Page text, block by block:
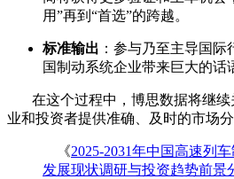
用”再到“首选”的跨越。
标准输出 ：参与乃至主导国
国制动系统企业带来巨大的话
在这个过程中，博思数据将继续
业和投资者提供准确、及时的市场分
《2025-2031年中国高速列
发展现状调研与投资趋势前景